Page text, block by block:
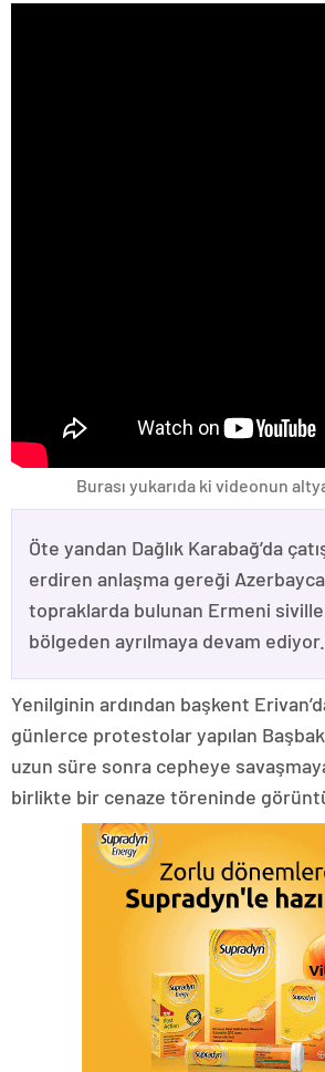
Burası yukarıda ki videonun
Öte yandan Dağlık Karabağ’da
erdiren anlaşma gereği
topraklarda bulunan Ermeni
bölgeden ayrılmaya devam ediyor.
Yenilginin ardından başkent
günlerce protestolar yapılan
uzun süre sonra cepheye
birlikte bir cenaze töreninde